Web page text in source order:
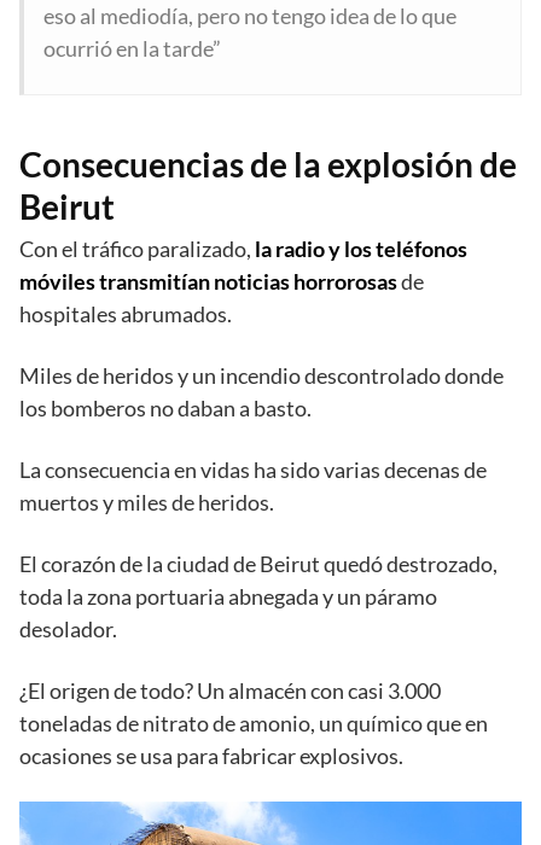
eso al mediodía, pero no tengo idea de lo que
ocurrió en la tarde”
Consecuencias de la explosión de
Beirut
Con el tráfico paralizado, la radio y los teléfonos
móviles transmitían noticias horrorosasde
hospitales abrumados.
Miles de heridos y un incendio descontrolado donde
los bomberos no daban a basto.
La consecuencia en vidas ha sido varias decenas de
muertos y miles de heridos.
El corazón de la ciudad de Beirut quedó destrozado,
toda la zona portuaria abnegada y un páramo
desolador.
¿El origen de todo? Un almacén con casi 3.000
toneladas de nitrato de amonio, un químico que en
ocasiones se usa para fabricar explosivos.